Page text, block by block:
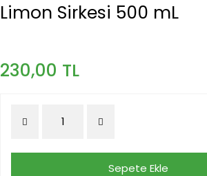
Limon Sirkesi 500 mL
230,00 TL
Sepete Ekle